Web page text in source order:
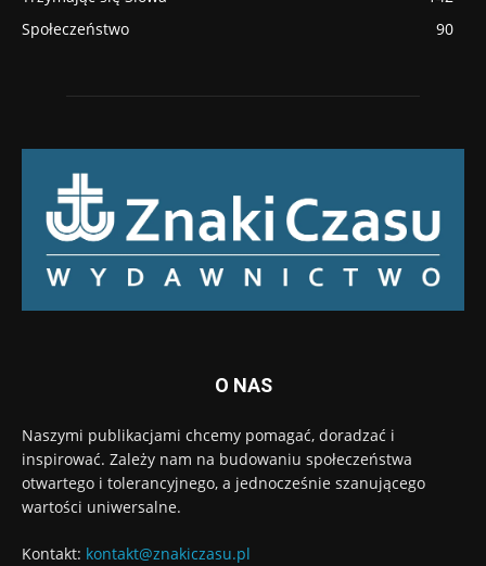
Społeczeństwo
90
O NAS
Naszymi publikacjami chcemy pomagać, doradzać i
inspirować. Zależy nam na budowaniu społeczeństwa
otwartego i tolerancyjnego, a jednocześnie szanującego
wartości uniwersalne.
Kontakt: kontakt@znakiczasu.pl